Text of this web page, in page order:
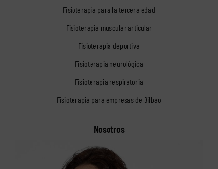
Fisioterapia para la tercera edad
Fisioterapia muscular articular
Fisioterapia deportiva
Fisioterapia neurológica
Fisioterapia respiratoria
Fisioterapia para empresas de Bilbao
Nosotros